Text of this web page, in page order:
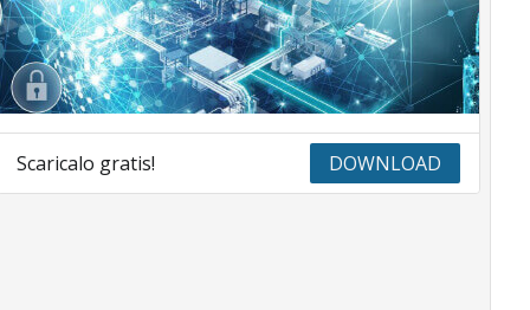
Scaricalo gratis! DOWNLOAD